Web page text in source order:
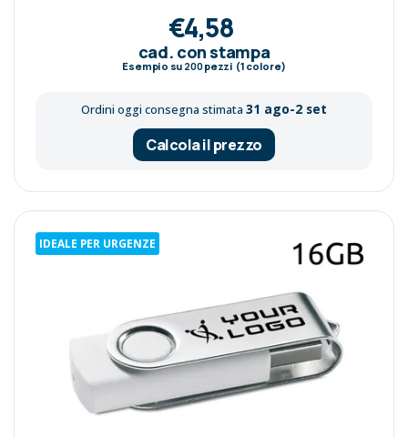
€4,58
cad. con stampa
Esempio su 200pezzi (1 colore)
Ordini oggi consegna stimata 31 ago-2 set
Calcola il prezzo
IDEALE PER URGENZE